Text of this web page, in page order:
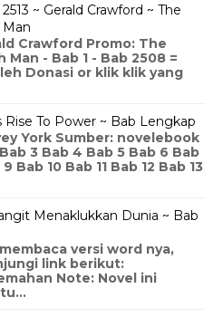
~ Gerald Crawford ~ The
Crawford Promo: The
Man - Bab 1 - Bab 2508 =
Donasi or klik klik yang
Rise To Power ~ Bab Lengkap
York Sumber: novelebook
3 Bab 4 Bab 5 Bab 6 Bab
Bab 10 Bab 11 Bab 12 Bab 13
Menaklukkan Dunia ~ Bab
versi word nya,
link berikut:
Note: Novel ini